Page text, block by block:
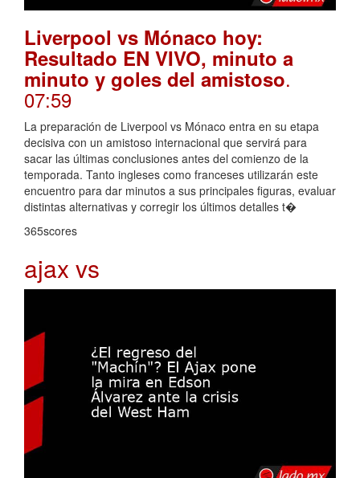
Liverpool vs Mónaco hoy:
Resultado EN VIVO, minuto a
minuto y goles del amistoso.
07:59
La preparación de Liverpool vs Mónaco entra en su etapa
decisiva con un amistoso internacional que servirá para
sacar las últimas conclusiones antes del comienzo de la
temporada. Tanto ingleses como franceses utilizarán este
encuentro para dar minutos a sus principales figuras, evaluar
distintas alternativas y corregir los últimos detalles t�
365scores
ajax vs